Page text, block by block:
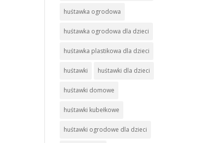
huśtawka ogrodowa
huśtawka ogrodowa dla dzieci
huśtawka plastikowa dla dzieci
huśtawki huśtawki dla dzieci
huśtawki domowe
huśtawki kubełkowe
huśtawki ogrodowe dla dzieci